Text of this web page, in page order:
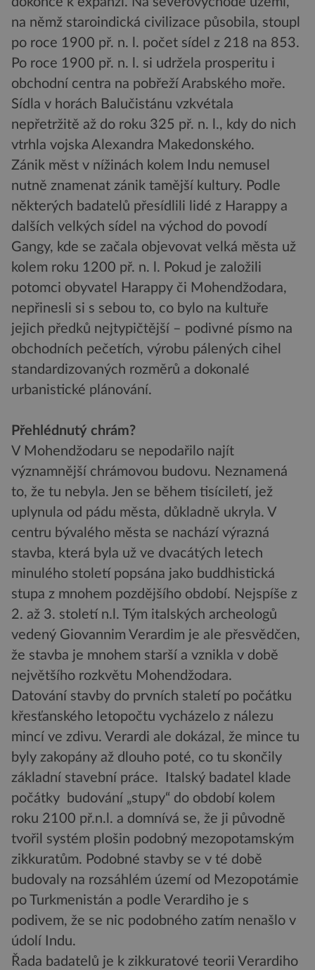
na němž staroindická civilizace působila, stoupl
po roce 1900 př. n. l. počet sídel z 218 na 853.
Po roce 1900 př. n. l. si udržela prosperitu i
obchodní centra na pobřeží Arabského moře.
Sídla v horách Balučistánu vzkvétala
nepřetržitě až do roku 325 př. n. l., kdy do nich
vtrhla vojska Alexandra Makedonského.
Zánik měst v nížinách kolem Indu nemusel
nutně znamenat zánik tamější kultury. Podle
některých badatelů přesídlili lidé z Harappy a
dalších velkých sídel na východ do povodí
Gangy, kde se začala objevovat velká města už
kolem roku 1200 př. n. l. Pokud je založili
potomci obyvatel Harappy či Mohendžodara,
nepřinesli si s sebou to, co bylo na kultuře
jejich předků nejtypičtější – podivné písmo na
obchodních pečetích, výrobu pálených cihel
standardizovaných rozměrů a dokonalé
urbanistické plánování.
Přehlédnutý chrám?
V Mohendžodaru se nepodařilo najít
významnější chrámovou budovu. Neznamená
to, že tu nebyla. Jen se během tisíciletí, jež
uplynula od pádu města, důkladně ukryla. V
centru bývalého města se nachází výrazná
stavba, která byla už ve dvacátých letech
minulého století popsána jako buddhistická
stupa z mnohem pozdějšího období. Nejspíše z
2. až 3. století n.l. Tým italských archeologů
vedený Giovannim Verardim je ale přesvědčen,
že stavba je mnohem starší a vznikla v době
největšího rozkvětu Mohendžodara.
Datování stavby do prvních staletí po počátku
křesťanského letopočtu vycházelo z nálezu
mincí ve zdivu. Verardi ale dokázal, že mince tu
byly zakopány až dlouho poté, co tu skončily
základní stavební práce. Italský badatel klade
počátky budování „stupy“ do období kolem
roku 2100 př.n.l. a domnívá se, že ji původně
tvořil systém plošin podobný mezopotamským
zikkuratům. Podobné stavby se v té době
budovaly na rozsáhlém území od Mezopotámie
po Turkmenistán a podle Verardiho je s
podivem, že se nic podobného zatím nenašlo v
údolí Indu.
Řada badatelů je k zikkuratové teorii Verardiho